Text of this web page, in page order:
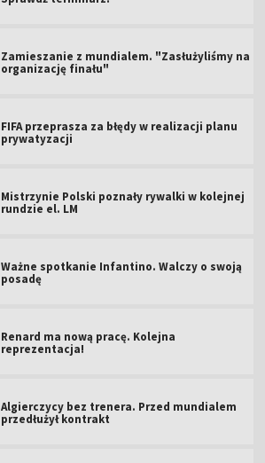
Zamieszanie z mundialem. "Zasłużyliśmy na
organizację finału"
FIFA przeprasza za błędy w realizacji planu
prywatyzacji
Mistrzynie Polski poznały rywalki w kolejnej
rundzie el. LM
Ważne spotkanie Infantino. Walczy o swoją
posadę
Renard ma nową pracę. Kolejna
reprezentacja!
Algierczycy bez trenera. Przed mundialem
przedłużył kontrakt